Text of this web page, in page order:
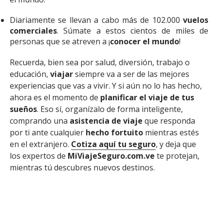
Diariamente se llevan a cabo más de 102.000 vuelos
comerciales. Súmate a estos cientos de miles de
personas que se atreven a ¡conocer el mundo!
Recuerda, bien sea por salud, diversión, trabajo o
educación, viajarsiempre va a ser de las mejores
experiencias que vas a vivir. Y si aún no lo has hecho,
ahora es el momento de planificar el viaje de tus
sueños. Eso sí, organízalo de forma inteligente,
comprando una asistencia de viaje que responda
por ti ante cualquier hecho fortuito mientras estés
en el extranjero. Cotiza aquí tu seguro, y deja que
los expertos de MiViajeSeguro.com.ve te protejan,
mientras tú descubres nuevos destinos.